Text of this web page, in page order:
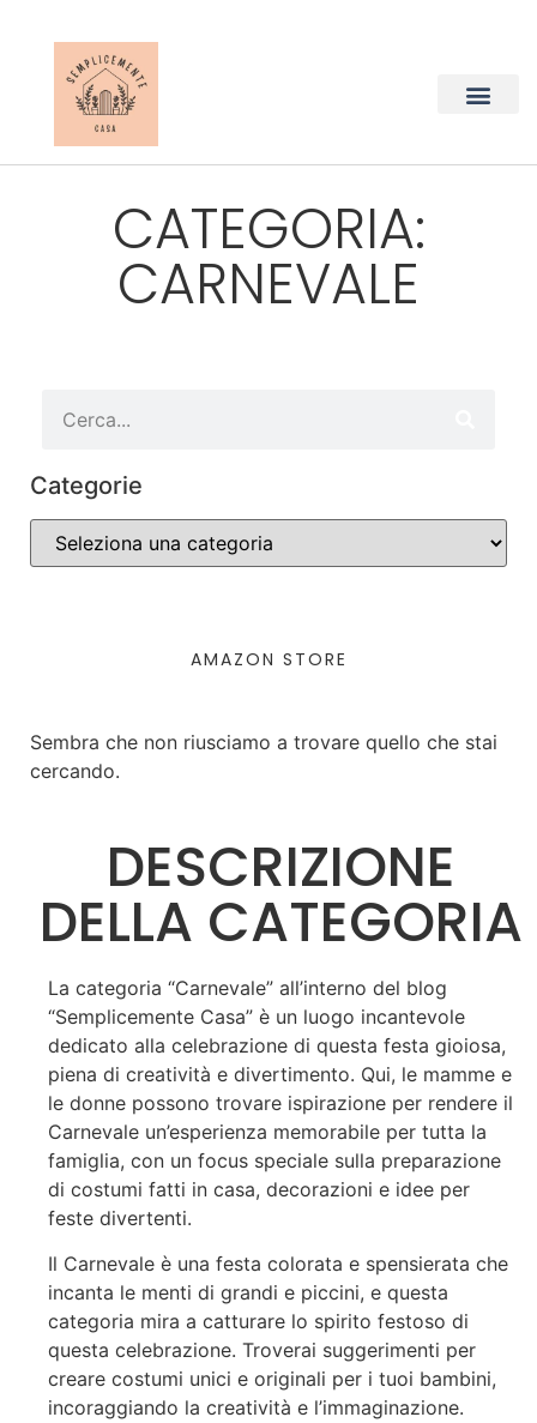
CATEGORIA:
CARNEVALE
Categorie
AMAZON STORE
Sembra che non riusciamo a trovare quello che stai
cercando.
DESCRIZIONE
DELLA CATEGORIA
La categoria “Carnevale” all’interno del blog
“Semplicemente Casa” è un luogo incantevole
dedicato alla celebrazione di questa festa gioiosa,
piena di creatività e divertimento. Qui, le mamme e
le donne possono trovare ispirazione per rendere il
Carnevale un’esperienza memorabile per tutta la
famiglia, con un focus speciale sulla preparazione
di costumi fatti in casa, decorazioni e idee per
feste divertenti.
Il Carnevale è una festa colorata e spensierata che
incanta le menti di grandi e piccini, e questa
categoria mira a catturare lo spirito festoso di
questa celebrazione. Troverai suggerimenti per
creare costumi unici e originali per i tuoi bambini,
incoraggiando la creatività e l’immaginazione.